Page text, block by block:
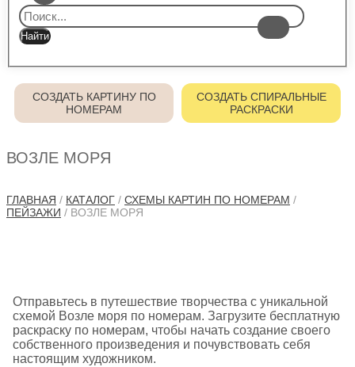
СОЗДАТЬ КАРТИНУ ПО
НОМЕРАМ
СОЗДАТЬ СПИРАЛЬНЫЕ
РАСКРАСКИ
ВОЗЛЕ МОРЯ
ГЛАВНАЯ / КАТАЛОГ / СХЕМЫ КАРТИН ПО НОМЕРАМ /
ПЕЙЗАЖИ / ВОЗЛЕ МОРЯ
Отправьтесь в путешествие творчества с уникальной
схемой Возле моря по номерам. Загрузите бесплатную
раскраску по номерам, чтобы начать создание своего
собственного произведения и почувствовать себя
настоящим художником.